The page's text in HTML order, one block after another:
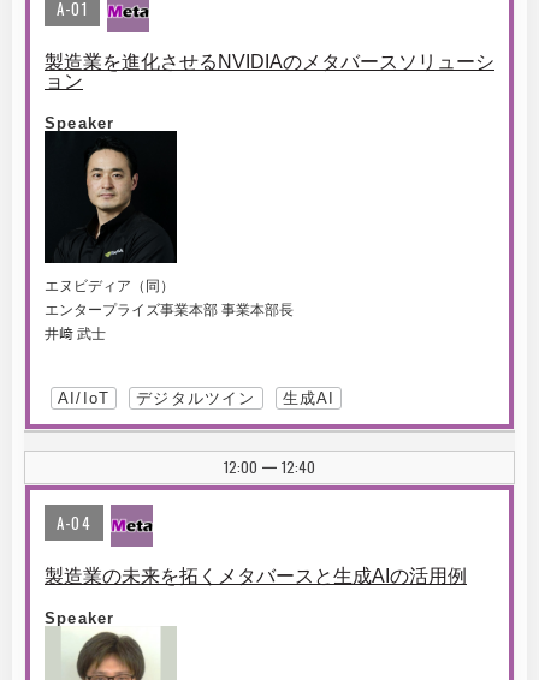
A-01
製造業を進化させるNVIDIAのメタバースソリューシ
ョン
Speaker
エヌビディア（同）
エンタープライズ事業本部 事業本部長
井﨑 武士
AI/IoT デジタルツイン 生成AI
12:00 | 12:40
A-04
製造業の未来を拓くメタバースと生成AIの活用例
Speaker